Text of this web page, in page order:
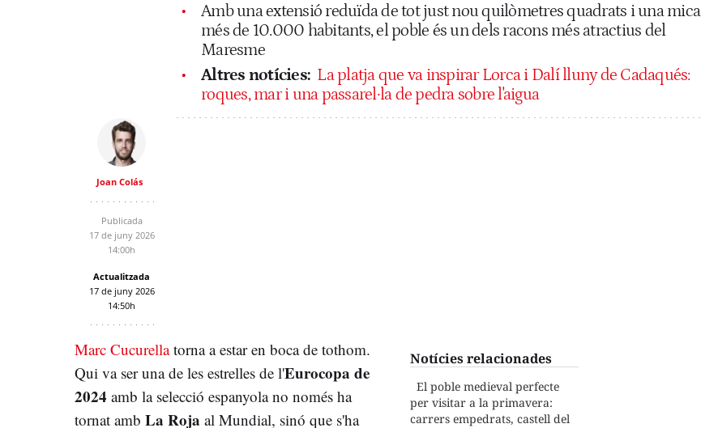
Amb una extensió reduïda de tot just nou quilòmetres quadrats i una mica
més de 10.000 habitants, el poble és un dels racons més atractius del
Maresme
Altres notícies: La platja que va inspirar Lorca i Dalí lluny de Cadaqués:
roques, mar i una passarel·la de pedra sobre l'aigua
Joan Colás
Publicada
17 de juny 2026
14:00h
Actualitzada
17 de juny 2026
14:50h
Notícies relacionades
El poble medieval perfecte
per visitar a la primavera:
carrers empedrats, castell del
Marc Cucurellatorna a estar en boca de tothom.
Qui va ser una de les estrelles de l'Eurocopa de
2024 amb la selecció espanyola no només ha
tornat amb La Roja al Mundial, sinó que s'ha